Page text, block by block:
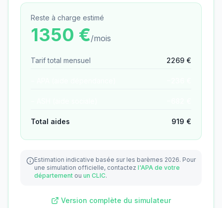
Reste à charge estimé
1350 €/mois
Tarif total mensuel 2269 €
Total aides 919 €
Estimation indicative basée sur les barèmes 2026. Pour
une simulation officielle, contactez l'APA de votre
département ou un CLIC.
Version complète du simulateur